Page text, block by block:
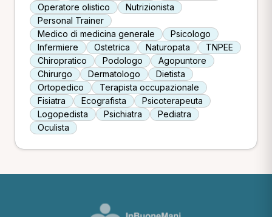
Operatore olistico
Nutrizionista
Personal Trainer
Medico di medicina generale
Psicologo
Infermiere
Ostetrica Naturopata
TNPEE
Chiropratico
Podologo
Agopuntore
Chirurgo
Dermatologo
Dietista
Ortopedico
Terapista occupazionale
Fisiatra
Ecografista
Psicoterapeuta
Logopedista
Psichiatra
Pediatra
Oculista